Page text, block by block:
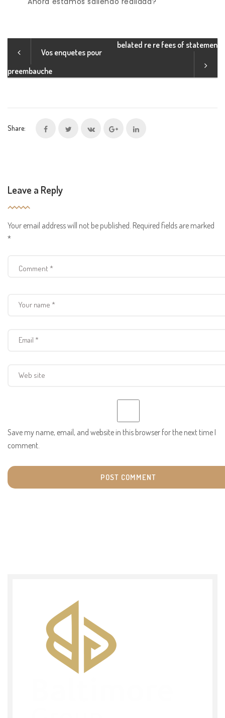
Vos enquetes pour
preembauche
belated re re fees of statemen
Share:
Leave a Reply
Your email address will not be published. Required fields are marked
*
Save my name, email, and website in this browser for the next time I
comment.